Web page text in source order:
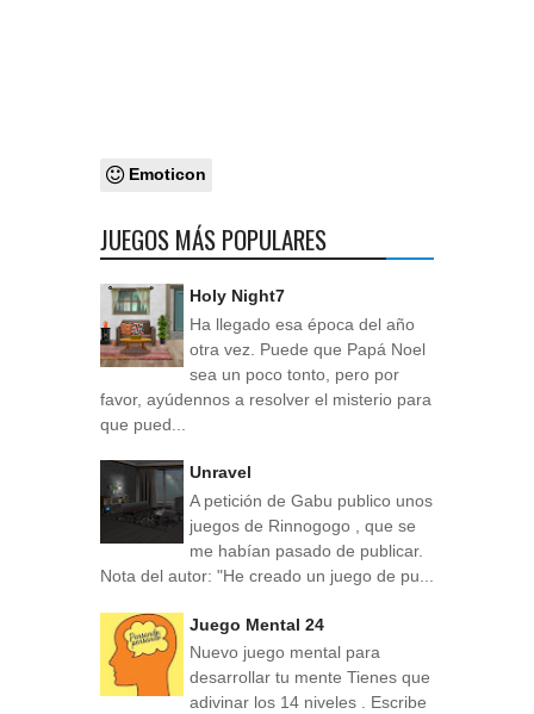
Emoticon
JUEGOS MÁS POPULARES
Holy Night7
Ha llegado esa época del año
otra vez. Puede que Papá Noel
sea un poco tonto, pero por
favor, ayúdennos a resolver el misterio para
que pued...
Unravel
A petición de Gabu publico unos
juegos de Rinnogogo , que se
me habían pasado de publicar.
Nota del autor: "He creado un juego de pu...
Juego Mental 24
Nuevo juego mental para
desarrollar tu mente Tienes que
adivinar los 14 niveles . Escribe